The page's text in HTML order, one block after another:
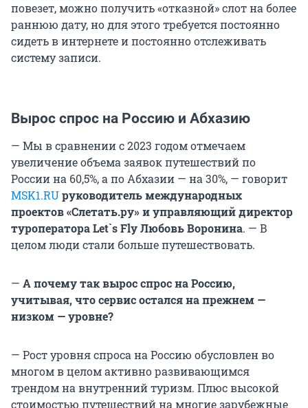
повезет, можно получить «отказной» слот на более
раннюю дату, но для этого требуется постоянно
сидеть в интернете и постоянно отслеживать
систему записи.
Вырос спрос на Россию и Абхазию
— Мы в сравнении с 2023 годом отмечаем
увеличение объема заявок путешествий по
России на 60,5%, а по Абхазии — на 30%, — говорит
MSK1.RUруководитель международных
проектов «Слетать.ру» и управляющий директор
туроператора Let`s Fly Любовь Воронина. — В
целом люди стали больше путешествовать.
— А почему так вырос спрос на Россию,
учитывая, что сервис остался на прежнем —
низком — уровне?
— Рост уровня спроса на Россию обусловлен во
многом в целом активно развивающимся
трендом на внутренний туризм. Плюс высокой
стоимостью путешествий на многие зарубежные